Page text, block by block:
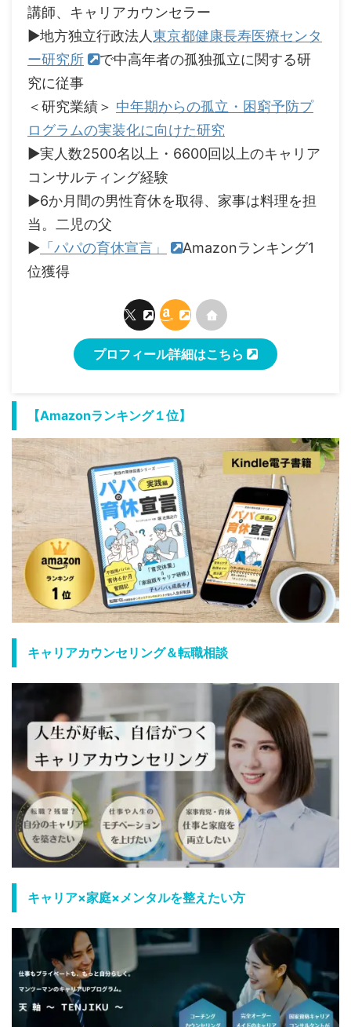
講師、キャリアカウンセラー
▶地方独立行政法人東京都健康長寿医療センタ
ー研究所
で中高年者の孤独孤立に関する研
究に従事
＜研究業績＞ 中年期からの孤立・困窮予防プ
ログラムの実装化に向けた研究
▶実人数2500名以上・6600回以上のキャリア
コンサルティング経験
▶6か月間の男性育休を取得、家事は料理を担
当。二児の父
▶ 「パパの育休宣言」
Amazonランキング1
位獲得
プロフィール詳細はこちら
【Amazonランキング１位】
キャリアカウンセリング＆転職相談
キャリア×家庭×メンタルを整えたい方